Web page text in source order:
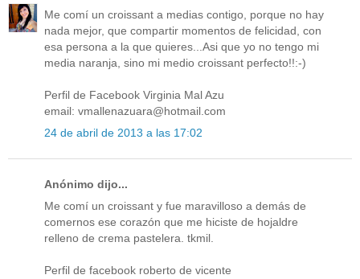
Me comí un croissant a medias contigo, porque no hay
nada mejor, que compartir momentos de felicidad, con
esa persona a la que quieres...Asi que yo no tengo mi
media naranja, sino mi medio croissant perfecto!!:-)
Perfil de Facebook Virginia Mal Azu
email: vmallenazuara@hotmail.com
24 de abril de 2013 a las 17:02
Anónimo dijo...
Me comí un croissant y fue maravilloso a demás de
comernos ese corazón que me hiciste de hojaldre
relleno de crema pastelera. tkmil.
Perfil de facebook roberto de vicente